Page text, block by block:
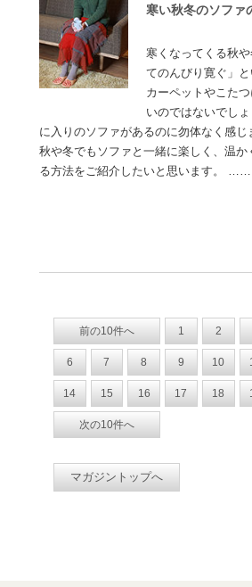
寒い秋冬のソファ
寒くなってくる秋
てのんびり寛ぐ」
カーペットやこた
いのではないでし
に入りのソファがあるのに勿体なく感じ
秋や冬でもソファと一緒に楽しく、温か
る方法をご紹介したいと思います。 ……
前の10件へ 1 2
6 7 8 9 10
14 15 16 17 18
次の10件へ
マガジントップへ